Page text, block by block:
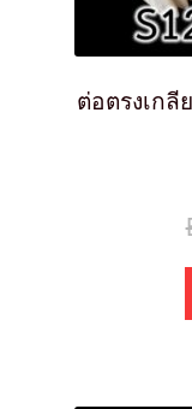
ต่อตรงเกลี